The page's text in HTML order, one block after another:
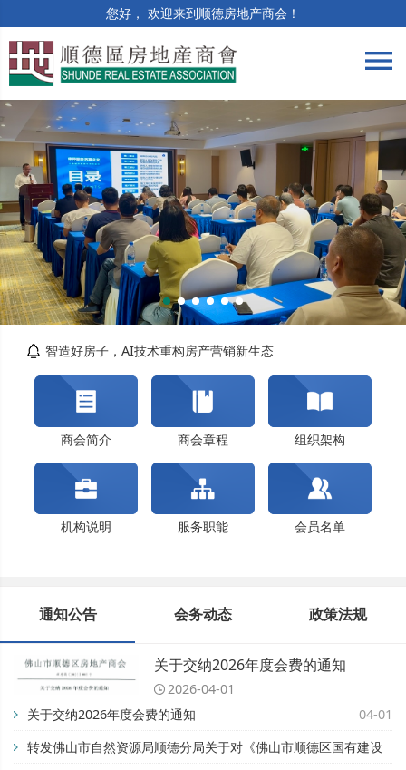
您好， 欢迎来到顺德房地产商会！
menu
筑牢合规防线 | 竣工验收与保修阶段法律风险...
精准解读提质效 | 房土两税专题培训顺利举办
智造好房子，AI技术重构房产营销新生态
关于交纳2026年度会费的通知
转发佛山市自然资源局顺德分局关于对《佛山市...
佛山市顺德区住房城乡建设和水务局关于开展202...
关于交纳2024年度会费的通知
商会简介 商会章程 组织架构
机构说明 服务职能 会员名单
通知公告 会务动态 政策法规
关于交纳2026年度会费的通知
2026-04-01
关于交纳2026年度会费的通知
04-01
转发佛山市自然资源局顺德分局关于对《佛山市顺德区国有建设